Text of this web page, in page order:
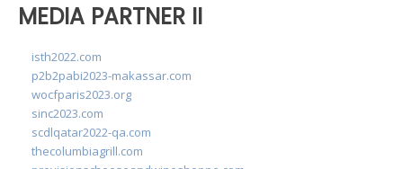
MEDIA PARTNER II
isth2022.com
p2b2pabi2023-makassar.com
wocfparis2023.org
sinc2023.com
scdlqatar2022-qa.com
thecolumbiagrill.com